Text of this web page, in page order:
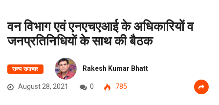
वन विभाग एवं एनएचएआई के अधिकारियों व
जनप्रतिनिधियों के साथ की बैठक
राज्य समाचार Rakesh Kumar Bhatt
August 28, 2021 0 785